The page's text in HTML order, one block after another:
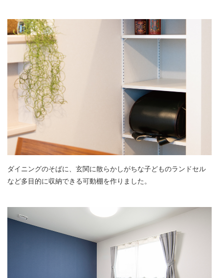
ダイニングのそばに、玄関に散らかしがちな子どものランドセル
など多目的に収納できる可動棚を作りました。